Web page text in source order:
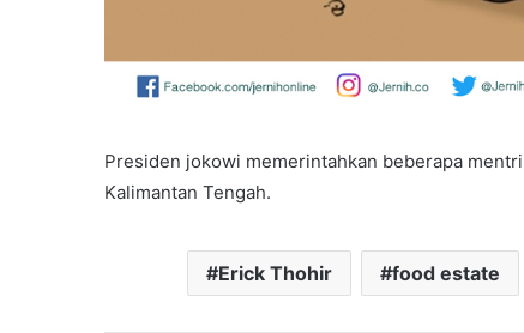
Presiden jokowi memerintahkan beberapa
Kalimantan Tengah.
Erick Thohir food estate